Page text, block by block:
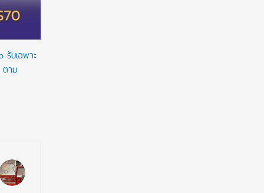
รับเฉพาะ
ตาม